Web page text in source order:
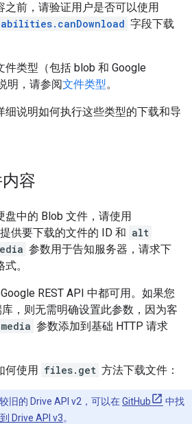
之前，请验证用户是否可以使用
字段下载
件类型（包括 blob 和 Google
明，请参阅文件类型。
细说明如何执行这些类型的下载和导
容
盘中的 Blob 文件，请使用
供要下载的文件的 ID 和 alt
参数用于告知服务器，请求下
。
REST API 中都可用。如果您
，则无需明确设置此参数，因为客
参数添加到基础 HTTP 请求
何使用 files.get 方法下载文件：
旧的 Drive API v2，可以在GitHub
中找
Drive API v3。